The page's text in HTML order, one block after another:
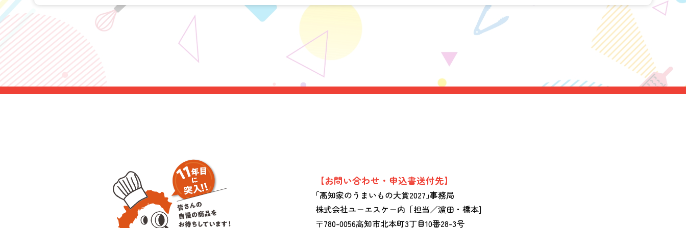
【お問い合わせ・申込書送付先】
｢高知家のうまいもの大賞2027｣事務局
株式会社ユーエスケー内［担当／濵田・橋本]
〒780-0056高知市北本町3丁目10番28-3号